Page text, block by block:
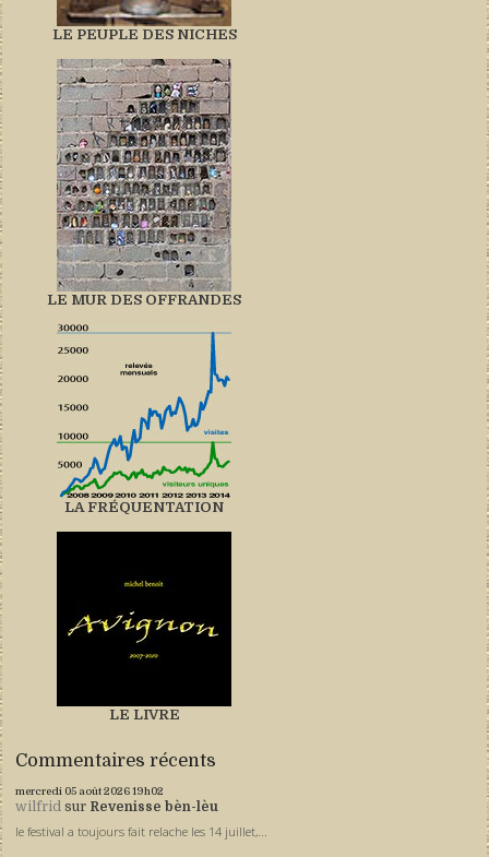
LE PEUPLE DES NICHES
LE MUR DES OFFRANDES
LA FRÉQUENTATION
LE LIVRE
Commentaires récents
mercredi 05 août 202619h02
wilfrid sur Revenisse bèn-lèu
le festival a toujours fait relache les 14 juillet,...